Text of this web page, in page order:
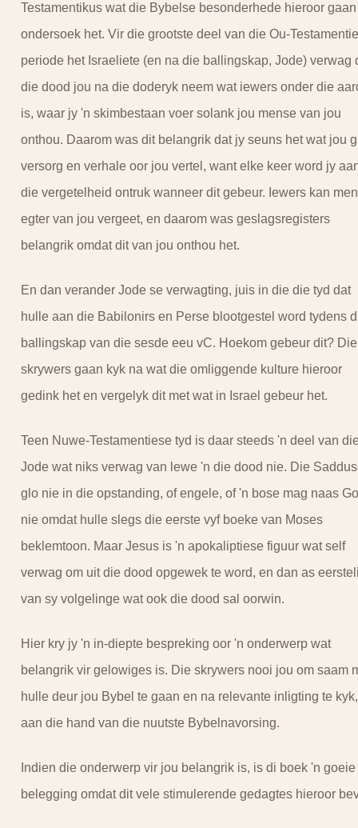
Testamentikus wat die Bybelse besonderhede hieroor gaan
ondersoek het. Vir die grootste deel van die Ou-
periode het Israeliete (en na die ballingskap, Jode) verwag
die dood jou na die doderyk neem wat iewers onder die
is, waar jy 'n skimbestaan voer solank jou mense van jou
onthou. Daarom was dit belangrik dat jy seuns het wat jou
versorg en verhale oor jou vertel, want elke keer word jy
die vergetelheid ontruk wanneer dit gebeur. Iewers kan
egter van jou vergeet, en daarom was geslagsregisters
belangrik omdat dit van jou onthou het.
En dan verander Jode se verwagting, juis in die die tyd dat
hulle aan die Babilonirs en Perse blootgestel word tydens
ballingskap van die sesde eeu vC. Hoekom gebeur dit? Die
skrywers gaan kyk na wat die omliggende kulture hieroor
gedink het en vergelyk dit met wat in Israel gebeur het.
Teen Nuwe-Testamentiese tyd is daar steeds 'n deel van
Jode wat niks verwag van lewe 'n die dood nie. Die
glo nie in die opstanding, of engele, of 'n bose mag naas
nie omdat hulle slegs die eerste vyf boeke van Moses
beklemtoon. Maar Jesus is 'n apokaliptiese figuur wat self
verwag om uit die dood opgewek te word, en dan as
van sy volgelinge wat ook die dood sal oorwin.
Hier kry jy 'n in-diepte bespreking oor 'n onderwerp wat
belangrik vir gelowiges is. Die skrywers nooi jou om saam
hulle deur jou Bybel te gaan en na relevante inligting te kyk,
aan die hand van die nuutste Bybelnavorsing.
Indien die onderwerp vir jou belangrik is, is di boek 'n goeie
belegging omdat dit vele stimulerende gedagtes hieroor